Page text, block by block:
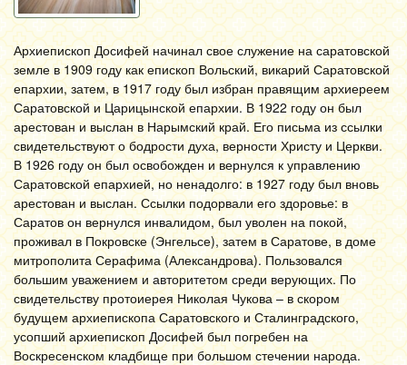
Архиепископ Досифей начинал свое служение на саратовской
земле в 1909 году как епископ Вольский, викарий Саратовской
епархии, затем, в 1917 году был избран правящим архиереем
Саратовской и Царицынской епархии. В 1922 году он был
арестован и выслан в Нарымский край. Его письма из ссылки
свидетельствуют о бодрости духа, верности Христу и Церкви.
В 1926 году он был освобожден и вернулся к управлению
Саратовской епархией, но ненадолго: в 1927 году был вновь
арестован и выслан. Ссылки подорвали его здоровье: в
Саратов он вернулся инвалидом, был уволен на покой,
проживал в Покровске (Энгельсе), затем в Саратове, в доме
митрополита Серафима (Александрова). Пользовался
большим уважением и авторитетом среди верующих. По
свидетельству протоиерея Николая Чукова – в скором
будущем архиепископа Саратовского и Сталинградского,
усопший архиепископ Досифей был погребен на
Воскресенском кладбище при большом стечении народа.